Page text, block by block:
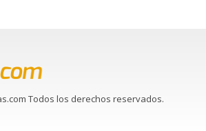
Todos los derechos reservados.